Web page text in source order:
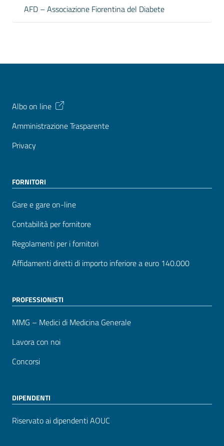
AFD – Associazione Fiorentina del Diabete
Albo on line
Amministrazione Trasparente
Privacy
FORNITORI
Gare e gare on-line
Contabilità per fornitore
Regolamenti per i fornitori
Affidamenti diretti di importo inferiore a euro 140.000
PROFESSIONISTI
MMG – Medici di Medicina Generale
Lavora con noi
Concorsi
DIPENDENTI
Riservato ai dipendenti AOUC